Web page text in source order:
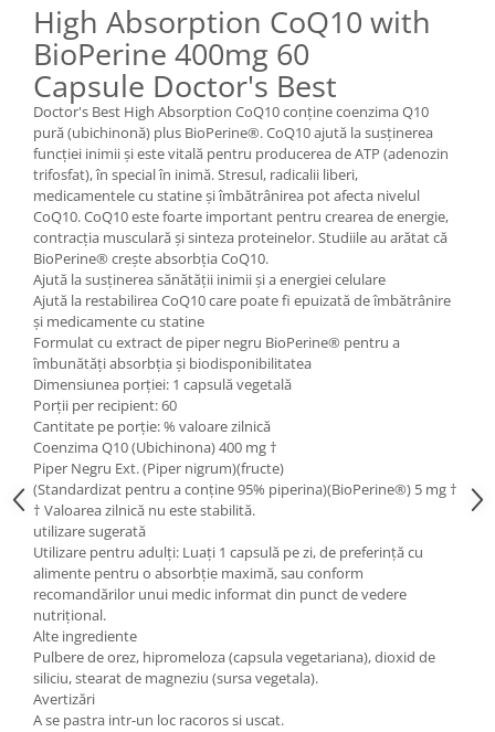
High Absorption CoQ10 with
BioPerine 400mg 60
Capsule Doctor's Best
Doctor's Best High Absorption CoQ10 conține coenzima Q10
pură (ubichinonă) plus BioPerine®. CoQ10 ajută la susținerea
funcției inimii și este vitală pentru producerea de ATP (adenozin
trifosfat), în special în inimă. Stresul, radicalii liberi,
medicamentele cu statine și îmbătrânirea pot afecta nivelul
CoQ10. CoQ10 este foarte important pentru crearea de energie,
contracția musculară și sinteza proteinelor. Studiile au arătat că
BioPerine® crește absorbția CoQ10.
Ajută la susținerea sănătății inimii și a energiei celulare
Ajută la restabilirea CoQ10 care poate fi epuizată de îmbătrânire
și medicamente cu statine
Formulat cu extract de piper negru BioPerine® pentru a
îmbunătăți absorbția și biodisponibilitatea
Dimensiunea porției: 1 capsulă vegetală
Porții per recipient: 60
Cantitate pe porție: % valoare zilnică
Coenzima Q10 (Ubichinona) 400 mg †
Piper Negru Ext. (Piper nigrum)(fructe)
(Standardizat pentru a conține 95% piperina)(BioPerine®) 5 mg †
† Valoarea zilnică nu este stabilită.
utilizare sugerată
Utilizare pentru adulți: Luați 1 capsulă pe zi, de preferință cu
alimente pentru o absorbție maximă, sau conform
recomandărilor unui medic informat din punct de vedere
nutrițional.
Alte ingrediente
Pulbere de orez, hipromeloza (capsula vegetariana), dioxid de
siliciu, stearat de magneziu (sursa vegetala).
Avertizări
A se pastra intr-un loc racoros si uscat.